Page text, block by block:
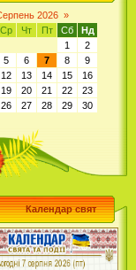
2026 »
Ср Чт Пт Сб
Нд
1
2
5 6 7 8
9
12 13 14 15
16
19 20 21 22
23
26 27 28 29
30
Календар свят